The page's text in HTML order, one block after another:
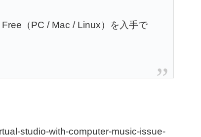
（PC / Mac / Linux）を入手で
studio-with-computer-music-issue-